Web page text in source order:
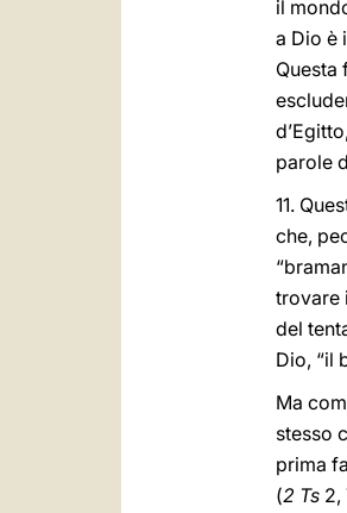
il
a Dio è
Questa
parole
11.
che,
trovare
del
Dio, “il
Ma
stesso
prima
(2 Ts 2,